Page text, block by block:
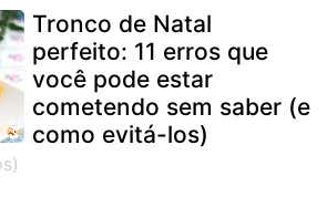
Tronco de Natal
perfeito: 11 erros que
você pode estar
cometendo sem saber (e
como evitá-los)